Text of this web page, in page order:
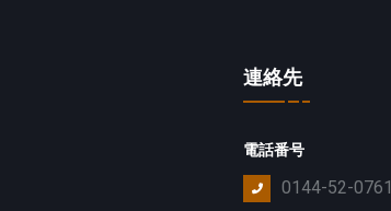
連絡先
電話番号
0144-52-0761